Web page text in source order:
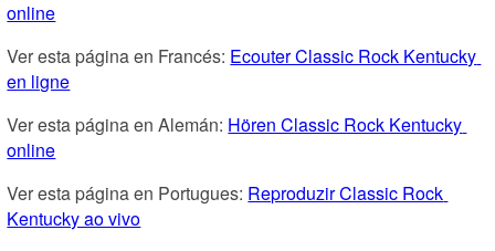
online
Ver esta página en Francés: Ecouter Classic Rock Kentucky
en ligne
Ver esta página en Alemán: Hören Classic Rock Kentucky
online
Ver esta página en Portugues: Reproduzir Classic Rock
Kentucky ao vivo